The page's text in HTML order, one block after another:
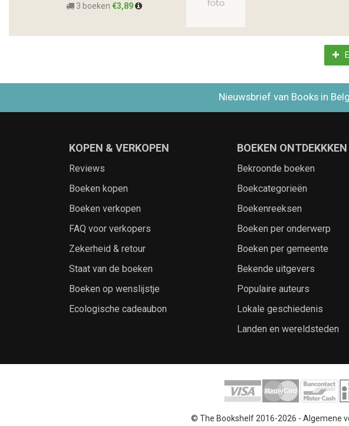
3 boeken €3,89
Nieuwsbrief van Books in
KOPEN & VERKOPEN
Reviews
Boeken kopen
Boeken verkopen
FAQ voor verkopers
Zekerheid & retour
Staat van de boeken
Boeken op wenslijstje
Ecologische cadeaubon
BOEKEN ONTDEKKKEN
Bekroonde boeken
Boekcategorieën
Boekenreeksen
Boeken per onderwerp
Boeken per gemeente
Bekende uitgevers
Populaire auteurs
Lokale geschiedenis
Landen en wereldsteden
© The Bookshelf 2016-2026 - Algemene